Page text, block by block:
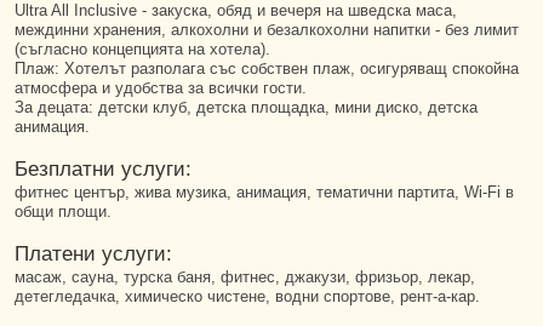
Ultra All Inclusive - закуска, обяд и вечеря на шведска маса,
междинни хранения, алкохолни и безалкохолни напитки - без лимит
(съгласно концепцията на хотела).
Плаж: Хотелът разполага със собствен плаж, осигуряващ спокойна
атмосфера и удобства за всички гости.
За децата: детски клуб, детска площадка, мини диско, детска
анимация.
Безплатни услуги:
фитнес център, жива музика, анимация, тематични партита, Wi-Fi в
общи площи.
Платени услуги:
масаж, сауна, турска баня, фитнес, джакузи, фризьор, лекар,
детегледачка, химическо чистене, водни спортове, рент-а-кар.